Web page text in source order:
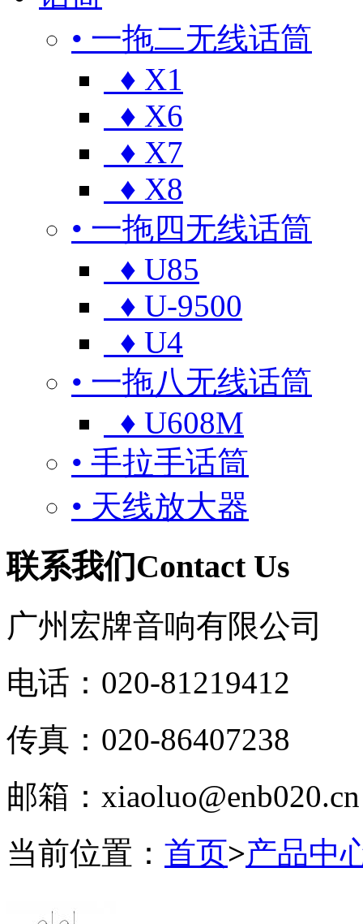
• 一拖二无线话筒
♦ X1
♦ X6
♦ X7
♦ X8
• 一拖四无线话筒
♦ U85
♦ U-9500
♦ U4
• 一拖八无线话筒
♦ U608M
• 手拉手话筒
• 天线放大器
联系我们 Contact Us
广州宏牌音响有限公司
电话：020-81219412
传真：020-86407238
邮箱：xiaoluo@enb020.cn
当前位置： 首页>产品中